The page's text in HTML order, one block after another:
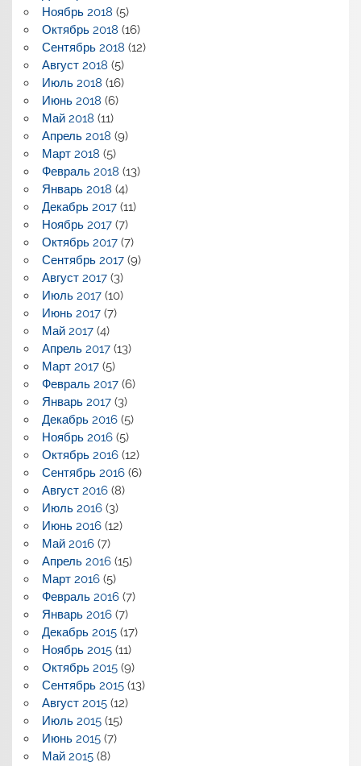
Ноябрь 2018 (5)
Октябрь 2018 (16)
Сентябрь 2018 (12)
Август 2018 (5)
Июль 2018 (16)
Июнь 2018 (6)
Май 2018 (11)
Апрель 2018 (9)
Март 2018 (5)
Февраль 2018 (13)
Январь 2018 (4)
Декабрь 2017(11)
Ноябрь 2017(7)
Октябрь 2017(7)
Сентябрь 2017(9)
Август 2017(3)
Июль 2017(10)
Июнь 2017(7)
Май 2017(4)
Апрель 2017(13)
Март 2017(5)
Февраль 2017(6)
Январь 2017(3)
Декабрь 2016(5)
Ноябрь 2016(5)
Октябрь 2016(12)
Сентябрь 2016(6)
Август 2016(8)
Июль 2016(3)
Июнь 2016(12)
Май 2016(7)
Апрель 2016(15)
Март 2016(5)
Февраль 2016(7)
Январь 2016(7)
Декабрь 2015(17)
Ноябрь 2015(11)
Октябрь 2015(9)
Сентябрь 2015(13)
Август 2015(12)
Июль 2015(15)
Июнь 2015(7)
Май 2015(8)